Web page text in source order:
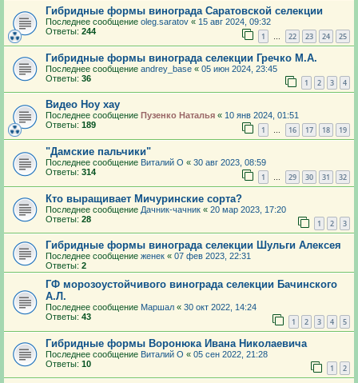
Гибридные формы винограда Саратовской селекции
Последнее сообщение oleg.saratov « 15 авг 2024, 09:32
Ответы: 244 1 … 22 23 24 25
Гибридные формы винограда селекции Гречко М.А.
Последнее сообщение andrey_base « 05 июн 2024, 23:45
Ответы: 36 1 2 3 4
Видео Ноу хау
Последнее сообщение Пузенко Наталья « 10 янв 2024, 01:51
Ответы: 189 1 … 16 17 18 19
"Дамские пальчики"
Последнее сообщение Виталий О « 30 авг 2023, 08:59
Ответы: 314 1 29 30 31 32
Кто выращивает Мичуринские сорта?
Последнее сообщение Дачник-чачник « 20 мар 2023, 17:20
Ответы: 28 1 2 3
Гибридные формы винограда селекции Шульги Алексея
Последнее сообщение женек « 07 фев 2023, 22:31
Ответы: 2
ГФ морозоустойчивого винограда селекции Бачинского
А.Л.
Последнее сообщение Маршал « 30 окт 2022, 14:24
Ответы: 43 1 2 3 4 5
Гибридные формы Воронюка Ивана Николаевича
Последнее сообщение Виталий О « 05 сен 2022, 21:28
Ответы: 10 1 2